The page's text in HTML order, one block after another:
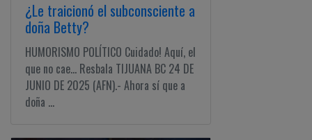
¿Le traicionó el subconsciente a
doña Betty?
HUMORISMO POLÍTICO Cuidado! Aquí, el
que no cae... Resbala TIJUANA BC 24 DE
JUNIO DE 2025 (AFN).- Ahora sí que a
doña ...